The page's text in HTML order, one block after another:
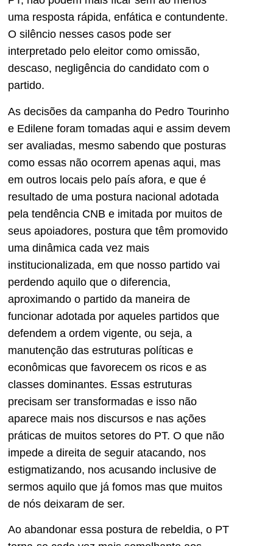
uma resposta rápida, enfática e contundente.
O silêncio nesses casos pode ser
interpretado pelo eleitor como omissão,
descaso, negligência do candidato com o
partido.
As decisões da campanha do Pedro Tourinho
e Edilene foram tomadas aqui e assim devem
ser avaliadas, mesmo sabendo que posturas
como essas não ocorrem apenas aqui, mas
em outros locais pelo país afora, e que é
resultado de uma postura nacional adotada
pela tendência CNB e imitada por muitos de
seus apoiadores, postura que têm promovido
uma dinâmica cada vez mais
institucionalizada, em que nosso partido vai
perdendo aquilo que o diferencia,
aproximando o partido da maneira de
funcionar adotada por aqueles partidos que
defendem a ordem vigente, ou seja, a
manutenção das estruturas políticas e
econômicas que favorecem os ricos e as
classes dominantes. Essas estruturas
precisam ser transformadas e isso não
aparece mais nos discursos e nas ações
práticas de muitos setores do PT. O que não
impede a direita de seguir atacando, nos
estigmatizando, nos acusando inclusive de
sermos aquilo que já fomos mas que muitos
de nós deixaram de ser.
Ao abandonar essa postura de rebeldia, o PT